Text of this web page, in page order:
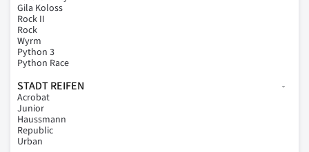
Gila Koloss
Rock II
Rock
Wyrm
Python 3
Python Race
STADT REIFEN
Acrobat
Junior
Haussmann
Republic
Urban